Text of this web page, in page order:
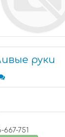
руки
(908) 6-667-751